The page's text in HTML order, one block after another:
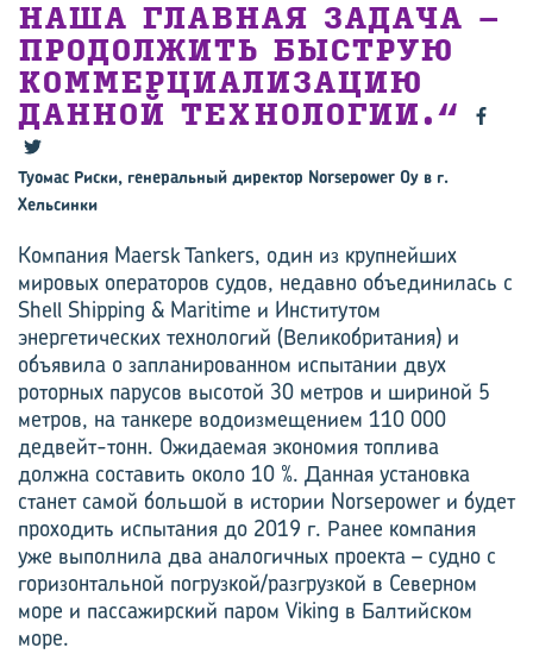
НАША ГЛАВНАЯ ЗАДАЧА –
ПРОДОЛЖИТЬ БЫСТРУЮ
КОММЕРЦИАЛИЗАЦИЮ
ДАННОЙ ТЕХНОЛОГИИ.
Туомас Риски, генеральный директор Norsepower Oy в г.
Хельсинки
Компания Maersk Tankers, один из крупнейших
мировых операторов судов, недавно объединилась с
Shell Shipping & Maritime и Институтом
энергетических технологий (Великобритания) и
объявила о запланированном испытании двух
роторных парусов высотой 30 метров и шириной 5
метров, на танкере водоизмещением 110 000
дедвейт-тонн. Ожидаемая экономия топлива
должна составить около 10 %. Данная установка
станет самой большой в истории Norsepower и будет
проходить испытания до 2019 г. Ранее компания
уже выполнила два аналогичных проекта – судно с
горизонтальной погрузкой/разгрузкой в Северном
море и пассажирский паром Viking в Балтийском
море.